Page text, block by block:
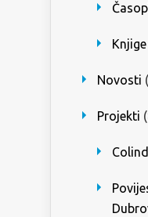
Knjige
Novosti
Projekti